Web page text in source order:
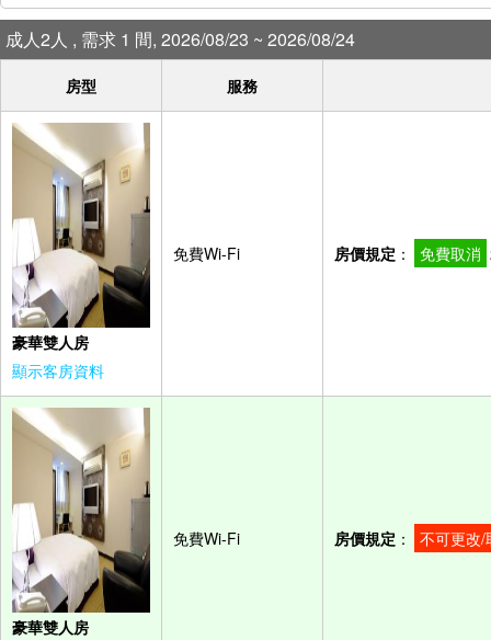
成人2人 , 需求 1 間, 2026/08/23 ~ 2026/08/24
房型 服務
豪華雙人房
顯示客房資料
免費Wi-Fi 房價規定 ： 免費取消
豪華雙人房
免費Wi-Fi 房價規定 ： 不可更改/